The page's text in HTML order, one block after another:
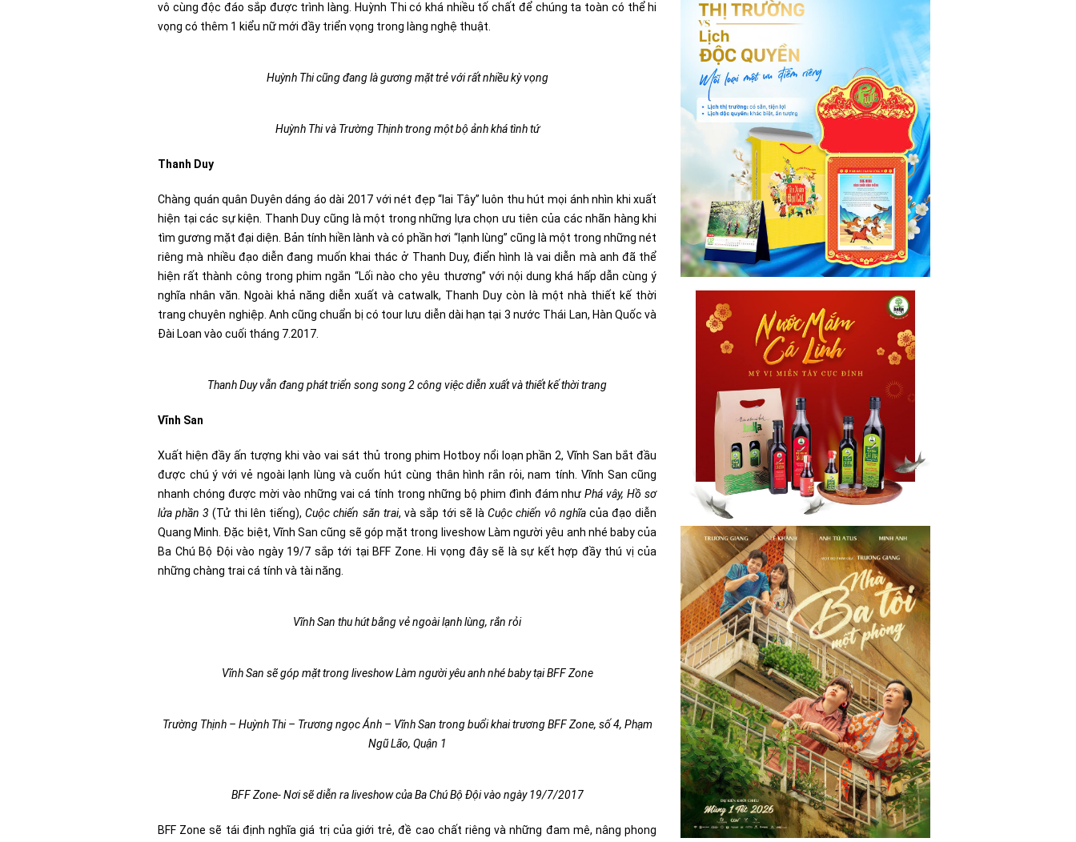
vô cùng độc đáo sắp được trình làng.
Huỳnh Thi có khá nhiều tố chất để chúng ta toàn có thể hi
vọng có thêm 1 kiểu nữ mới đầy triển vọng trong làng nghệ thuật.
Huỳnh Thi cũng đang là gương mặt trẻ với rất nhiều kỳ vọng
Huỳnh Thi và Trường Thịnh trong một bộ ảnh khá tình tứ
Thanh Duy
Chàng quán quân Duyên dáng áo dài 2017 với nét đẹp “lai Tây” luôn thu hút mọi ánh nhìn khi xuất
hiện tại các sự kiện. Thanh Duy cũng là một trong những lựa chọn ưu tiên của các nhãn hàng khi
tìm gương mặt đại diện. Bản tính hiền lành và có phần hơi “lạnh lùng” cũng là một trong những nét
riêng mà nhiều đạo diễn đang muốn khai thác ở Thanh Duy, điển hình là vai diễn mà anh đã thể
hiện rất thành công trong phim ngắn “Lối nào cho yêu thương” với nội dung khá hấp dẫn cùng ý
nghĩa nhân văn.
Ngoài khả năng diễn xuất và catwalk, Thanh Duy còn là một nhà thiết kế thời
trang chuyên nghiệp. Anh cũng chuẩn bị có tour lưu diễn dài hạn tại 3 nước Thái Lan, Hàn Quốc và
Đài Loan vào cuối tháng 7.2017.
Thanh Duy vẫn đang phát triển song song 2 công việc diễn xuất và thiết kế thời trang
Vĩnh San
Xuất hiện đầy ấn tượng khi vào vai sát thủ trong phim Hotboy nổi loạn phần 2, Vĩnh San bắt đầu
được chú ý với vẻ ngoài lạnh lùng và cuốn hút cùng thân hình rắn rỏi, nam tính. Vĩnh San cũng
nhanh chóng được mời vào những vai cá tính trong những bộ phim đình đám nhưPhá vây, Hồ sơ
lửa phần 3 (Tử thi lên tiếng),Cuộc chiến săn trai, và sắp tới sẽ là Cuộc chiến vô nghĩa của đạo diễn
Quang Minh. Đặc biệt, Vĩnh San cũng sẽ góp mặt trong liveshow Làm người yêu anh nhé baby của
Ba Chú Bộ Đội vào ngày 19/7 sắp tới tại BFF Zone. Hi vọng đây sẽ là sự kết hợp đầy thú vị của
những chàng trai cá tính và tài năng.
Vĩnh San thu hút bằng vẻ ngoài lạnh lùng, rắn rỏi
Vĩnh San sẽ góp mặt trong liveshow Làm người yêu anh nhé baby tại BFF Zone
Trường Thịnh – Huỳnh Thi – Trương ngọc Ánh – Vĩnh San trong buổi khai trương BFF Zone, số 4, Phạm
Ngũ Lão, Quận 1
BFF Zone- Nơi sẽ diễn ra liveshow của Ba Chú Bộ Đội vào ngày 19/7/2017
BFF Zone sẽ tái định nghĩa giá trị của giới trẻ, đề cao chất riêng và những đam mê, nâng phong